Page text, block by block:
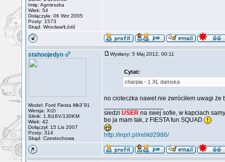
Imię: Agnieszka
Wiek: 54
Dołączyła: 06 Wrz 2005
Posty: 1573
Skąd: Wrocław/Łódź
stahoojedyn
Model: Ford Fiesta Mk3`91
Wersja: Xr2i
Silnik: 1.8i16V/130KM
Wiek: 42
Dołączył: 15 Lis 2007
Posty: 314
Skąd: Czestochowa
Wysłany: 5 Maj 2012, 00:11
Cytat:
charpia - 1 XL damska
no cioteczka nawet nie zwróciłem uwagi
siedzi USER na swej sofie, w kapciach
bo ja mam tak, z FIESTA fun SQUAD
http://inprl.pl/relikt/2986/